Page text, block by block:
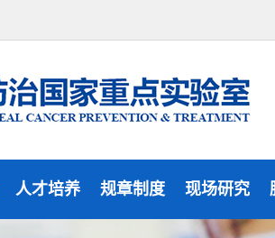
人才培养 规章制度 现场研究